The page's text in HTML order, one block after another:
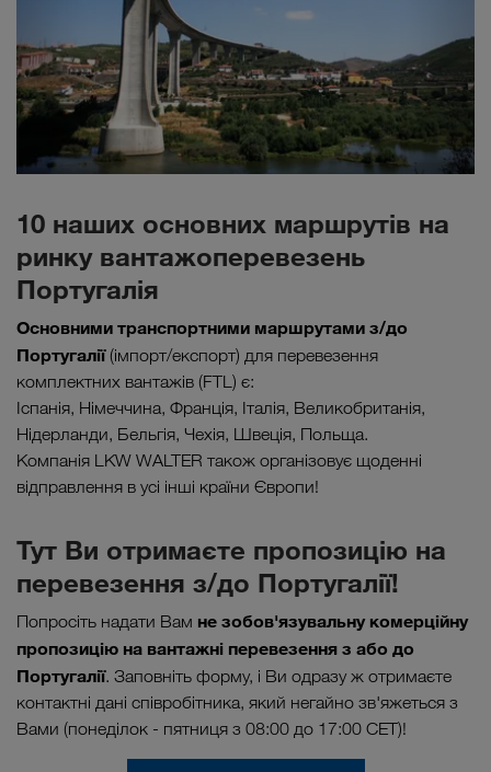
10 наших основних маршрутів на
ринку вантажоперевезень
Португалія
Основними транспортними маршрутами з/до
Португалії(імпорт/експорт) для перевезення
комплектних вантажів (FTL) є:
Іспанія, Німеччина, Франція, Італія, Великобританія,
Нідерланди, Бельгія, Чехія, Швеція, Польща.
Компанія LKW WALTER також організовує щоденні
відправлення в усі інші країни Європи!
Тут Ви отримаєте пропозицію на
перевезення з/до Португалії!
Попросіть надати Вам не зобов'язувальну комерційну
пропозицію на вантажні перевезення з або до
Португалії. Заповніть форму, і Ви одразу ж отримаєте
контактні дані співробітника, який негайно зв'яжеться з
Вами (понедiлок - пятниця з 08:00 до 17:00 CET)!